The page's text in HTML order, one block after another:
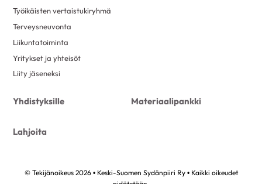
Työikäisten vertaistukiryhmä
Terveysneuvonta
Liikuntatoiminta
Yritykset ja yhteisöt
Liity jäseneksi
Yhdistyksille Materiaalipankki
Lahjoita
© Tekijänoikeus 2026 • Keski-Suomen Sydänpiiri Ry • Kaikki oikeudet